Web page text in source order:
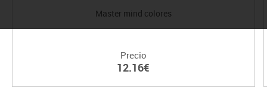
Master mind colores
Precio
12.16€